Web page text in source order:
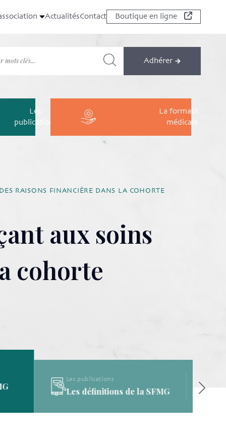
ActualitésContact Boutique en ligne
Adhérer
Les
publications
La formation
médicale
RAISONS FINANCIÈRE DANS LA COHORTE
aux soins
cohorte
Les publications
La Bibliothèque de la SFMG